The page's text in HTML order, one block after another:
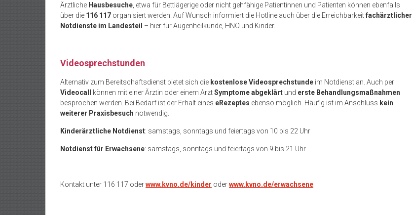
Ärztliche Hausbesuche , etwa für Bettlägerige oder nicht gehfähige Patientinnen und Patienten können ebenfalls
über die 116 117 organisiert werden. Auf Wunsch informiert die Hotline auch über die Erreichbarkeitfachärztlicher
Notdienste im Landesteil – hier für Augenheilkunde, HNO und Kinder.
Videosprechstunden
Alternativ zum Bereitschaftsdienst bietet sich die kostenlose Videosprechstunde im Notdienst an. Auch per
Videocall
können mit einer Ärztin oder einem ArztSymptome abgeklärt und erste Behandlungsmaßnahmen
besprochen werden. Bei Bedarf ist der Erhalt eines eRezeptes ebenso möglich. Häufig ist im Anschluss kein
weiterer Praxisbesuch notwendig.
Kinderärztliche Notdienst: samstags, sonntags und feiertags von 10 bis 22 Uhr
Notdienst für Erwachsene: samstags, sonntags und feiertags von 9 bis 21 Uhr.
Kontakt unter 116 117 oderwww.kvno.de/kinder oderwww.kvno.de/erwachsene